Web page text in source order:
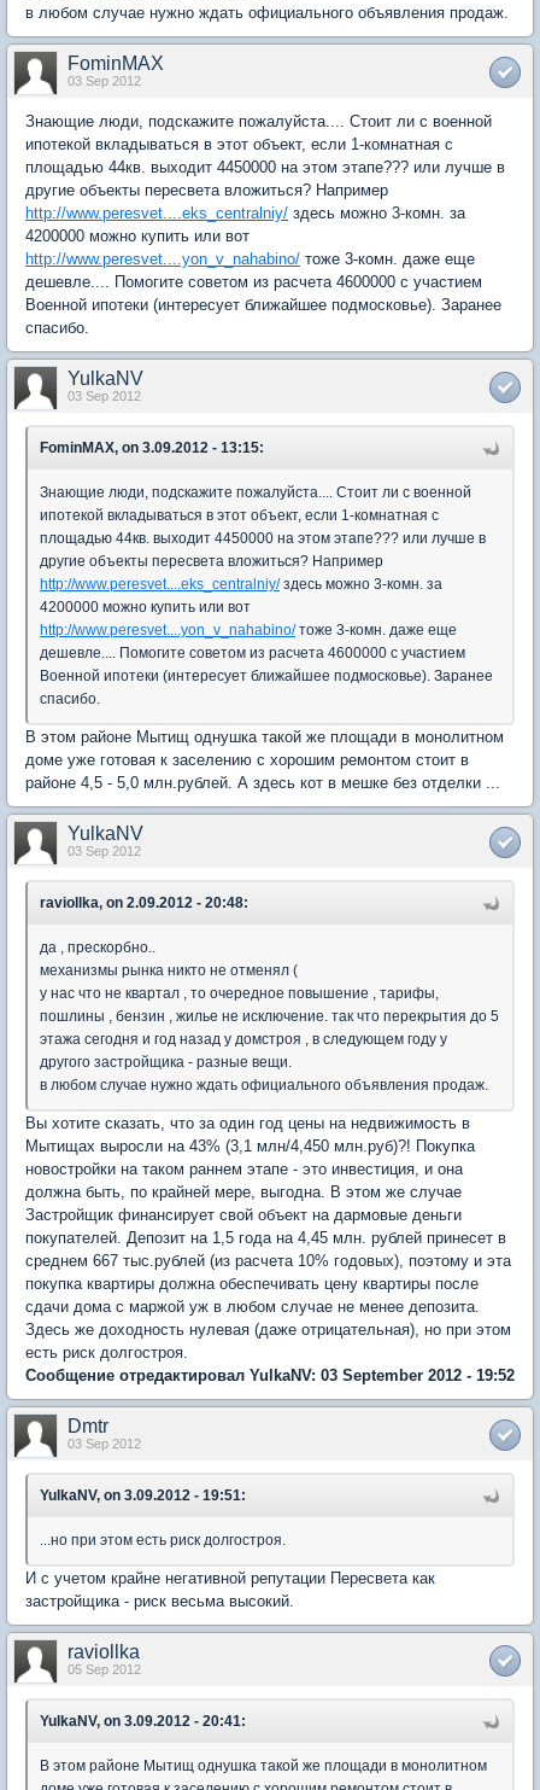
в любом случае нужно ждать официального объявления продаж.
FominMAX
03 Sep 2012
Знающие люди, подскажите пожалуйста.... Стоит ли с военной
ипотекой вкладываться в этот объект, если 1-комнатная с
площадью 44кв. выходит 4450000 на этом этапе??? или лучше в
другие объекты пересвета вложиться? Например
http://www.peresvet....eks_centralniy/ здесь можно 3-комн. за
4200000 можно купить или вот
http://www.peresvet....yon_v_nahabino/ тоже 3-комн. даже еще
дешевле.... Помогите советом из расчета 4600000 с участием
Военной ипотеки (интересует ближайшее подмосковье). Заранее
спасибо.
YulkaNV
03 Sep 2012
FominMAX, on 3.09.2012 - 13:15:
Знающие люди, подскажите пожалуйста.... Стоит ли с военной
ипотекой вкладываться в этот объект, если 1-комнатная с
площадью 44кв. выходит 4450000 на этом этапе??? или лучше в
другие объекты пересвета вложиться? Например
http://www.peresvet....eks_centralniy/здесь можно 3-комн. за
4200000 можно купить или вот
http://www.peresvet....yon_v_nahabino/тоже 3-комн. даже еще
дешевле.... Помогите советом из расчета 4600000 с участием
Военной ипотеки (интересует ближайшее подмосковье). Заранее
спасибо.
В этом районе Мытищ однушка такой же площади в монолитном
доме уже готовая к заселению с хорошим ремонтом стоит в
районе 4,5 - 5,0 млн.рублей. А здесь кот в мешке без отделки ...
YulkaNV
03 Sep 2012
raviollka, on 2.09.2012 - 20:48:
да , прескорбно..
механизмы рынка никто не отменял (
у нас что не квартал , то очередное повышение , тарифы,
пошлины , бензин , жилье не исключение. так что перекрытия до 5
этажа сегодня и год назад у домстроя , в следующем году у
другого застройщика - разные вещи.
в любом случае нужно ждать официального объявления продаж.
Вы хотите сказать, что за один год цены на недвижимость в
Мытищах выросли на 43% (3,1 млн/4,450 млн.руб)?! Покупка
новостройки на таком раннем этапе - это инвестиция, и она
должна быть, по крайней мере, выгодна. В этом же случае
Застройщик финансирует свой объект на дармовые деньги
покупателей. Депозит на 1,5 года на 4,45 млн. рублей принесет в
среднем 667 тыс.рублей (из расчета 10% годовых), поэтому и эта
покупка квартиры должна обеспечивать цену квартиры после
сдачи дома с маржой уж в любом случае не менее депозита.
Здесь же доходность нулевая (даже отрицательная), но при этом
есть риск долгостроя.
Сообщение отредактировал YulkaNV: 03 September 2012 - 19:52
Dmtr
03 Sep 2012
YulkaNV, on 3.09.2012 - 19:51:
...но при этом есть риск долгостроя.
И с учетом крайне негативной репутации Пересвета как
застройщика - риск весьма высокий.
raviollka
05 Sep 2012
YulkaNV, on 3.09.2012 - 20:41:
В этом районе Мытищ однушка такой же площади в монолитном